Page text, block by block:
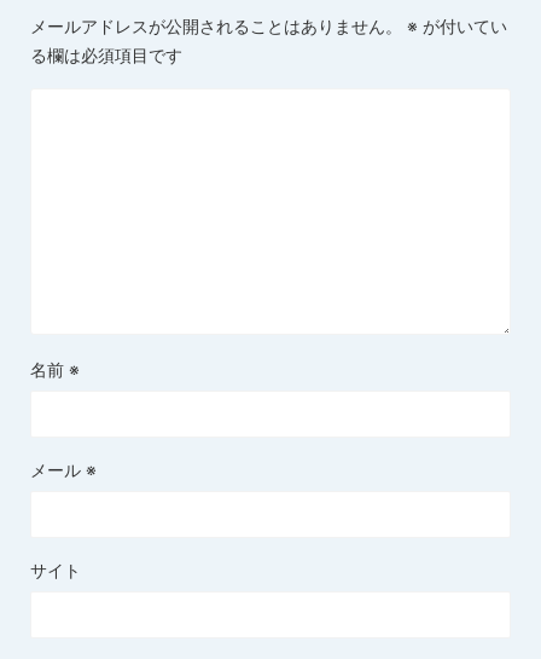
メールアドレスが公開されることはありません。 ※ が付いてい
る欄は必須項目です
名前 ※
メール ※
サイト